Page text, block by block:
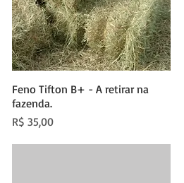
Visualização rápida
Feno Tifton B+ - A retirar na
fazenda.
Preço
R$ 35,00